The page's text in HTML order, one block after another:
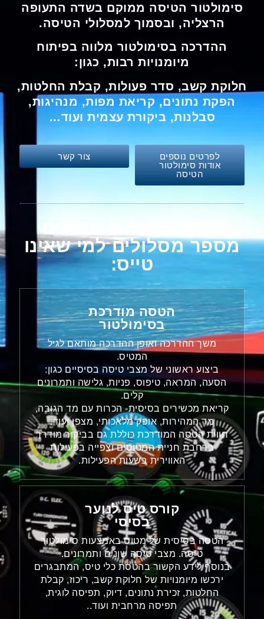
סימולטור הטיסה ממוקם בשדה התעופה
הרצליה, ובסמוך למסלולי הטיסה.
ההדרכה בסימולטור מלווה בפיתוח
מיומנויות רבות, כגון:
חלוקת קשב, סדר פעולות, קבלת החלטות,
הפקת נתונים, קריאת מפות, מנהיגות,
סבלנות, ביקורת עצמית ועוד…
לפרטים נוספים
אודות סימולטור
הטיסה
צור קשר
מספר מסלולים למי שאינו
טייס:
הטסה מודרכת
בסימולטור
משך ההדרכה ואופן ההדרכה מותאם לגיל
המטיס.
ביצוע ראשוני של מצבי טיסה בסיסיים כגון:
הסעה, המראה, טיפוס, פניות, גלישה ותמרונים
קלים.
קריאת מכשירים בסיסית- הכרות עם מד הגובה,
מד המהירות, אופק מלאכותי, מצפן ועוד.
חווית הטסה המודרכת כוללת גם בביקור מודרך
ברחבת חניית המטוסים וצפייה בפעילות
האווירית בשעות הפעילות.
קורס טיס לנוער
בסיסי
הטסה בסיסית של מטוס באמצעות סימולטור
טיסה. מצבי טיסה שונים ותמרונים.
בנוסף לידע הקשור בהטסת כלי טיס, המתבגרים
ירכשו מיומנויות של חלוקת קשב, ריכוז, קבלת
החלטות, זכירת נתונים, דיוק, תפיסה לוגית,
תפיסה מרחבית ועוד..